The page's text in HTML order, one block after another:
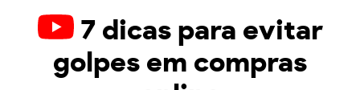
7 dicas para evitar
golpes em compras